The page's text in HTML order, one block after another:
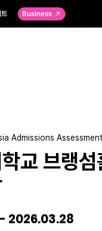
Business
Admissions
교 브랭
2026.03.28